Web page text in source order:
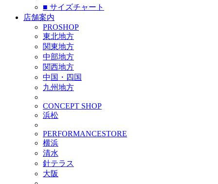
■ サイズチャート
店舗案内
PROSHOP
東北地方
関東地方
中部地方
関西地方
中国・四国
九州地方
CONCEPT SHOP
浜松
PERFORMANCESTORE
横浜
清水
針テラス
大阪